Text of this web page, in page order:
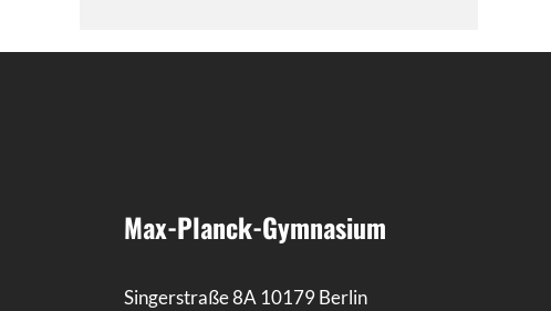
Max-Planck-Gymnasium
Singerstraße 8A 10179 Berlin